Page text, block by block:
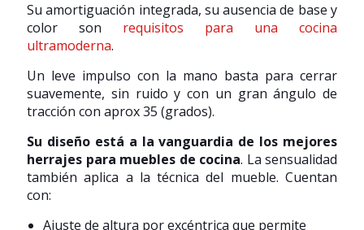
Su amortiguación integrada, su ausencia de base y
color son requisitos para una cocina
ultramoderna.
Un leve impulso con la mano basta para cerrar
suavemente, sin ruido y con un gran ángulo de
tracción con aprox 35 (grados).
Su diseño está a la vanguardia de los mejores
herrajes para muebles de cocina. La sensualidad
también aplica a la técnica del mueble. Cuentan
con:
Ajuste de altura por excéntrica que permite